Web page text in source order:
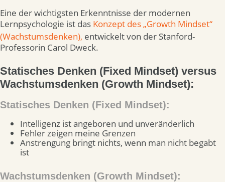
Eine der wichtigsten Erkenntnisse der modernen
Lernpsychologie ist das Konzept des „Growth Mindset“
(Wachstumsdenken), entwickelt von der Stanford-
Professorin Carol Dweck.
Statisches Denken (Fixed Mindset) versus
Wachstumsdenken (Growth Mindset):
Statisches Denken (Fixed Mindset):
Intelligenz ist angeboren und unveränderlich
Fehler zeigen meine Grenzen
Anstrengung bringt nichts, wenn man nicht begabt
ist
Wachstumsdenken (Growth Mindset):